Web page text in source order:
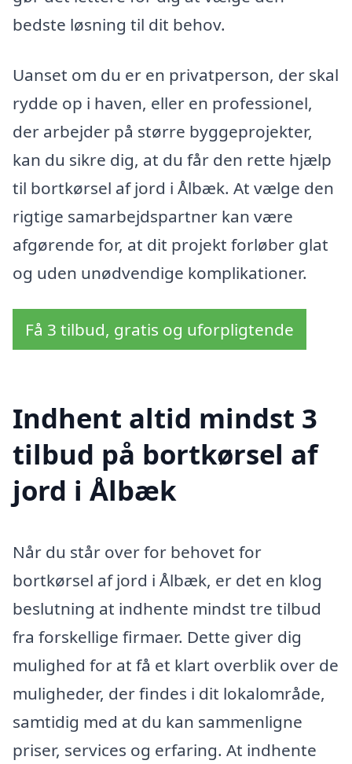
bedste løsning til dit behov.
Uanset om du er en privatperson, der skal
rydde op i haven, eller en professionel,
der arbejder på større byggeprojekter,
kan du sikre dig, at du får den rette hjælp
til bortkørsel af jord i Ålbæk. At vælge den
rigtige samarbejdspartner kan være
afgørende for, at dit projekt forløber glat
og uden unødvendige komplikationer.
Få 3 tilbud, gratis og uforpligtende
Indhent altid mindst 3
tilbud på bortkørsel af
jord i Ålbæk
Når du står over for behovet for
bortkørsel af jord i Ålbæk, er det en klog
beslutning at indhente mindst tre tilbud
fra forskellige firmaer. Dette giver dig
mulighed for at få et klart overblik over de
muligheder, der findes i dit lokalområde,
samtidig med at du kan sammenligne
priser, services og erfaring. At indhente